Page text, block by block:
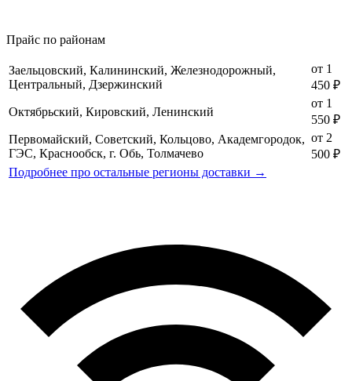
Прайс по районам
Заельцовский, Калининский, Железнодорожный,
Центральный, Дзержинский
от 1
450 ₽
Октябрьский, Кировский, Ленинский
от 1
550 ₽
Первомайский, Советский, Кольцово, Академгородок,
ГЭС, Краснообск, г. Обь, Толмачево
от 2
500 ₽
Подробнее про остальные регионы доставки →